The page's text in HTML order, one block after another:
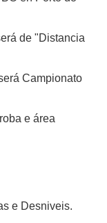
de "Distancia
Campionato
e área
e Desniveis.